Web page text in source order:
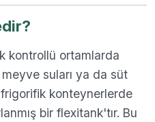
kontrollü ortamlarda
meyve suları ya da süt
konteynerlerde
bir flexitank'tır. Bu